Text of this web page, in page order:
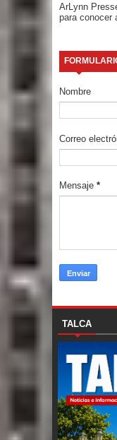
ArLynn
para conocer
Nombre
Correo
Mensaje *
TALCA